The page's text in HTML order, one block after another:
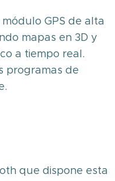
GPS de alta
mapas en 3D y
a tiempo real.
programas de
que dispone esta